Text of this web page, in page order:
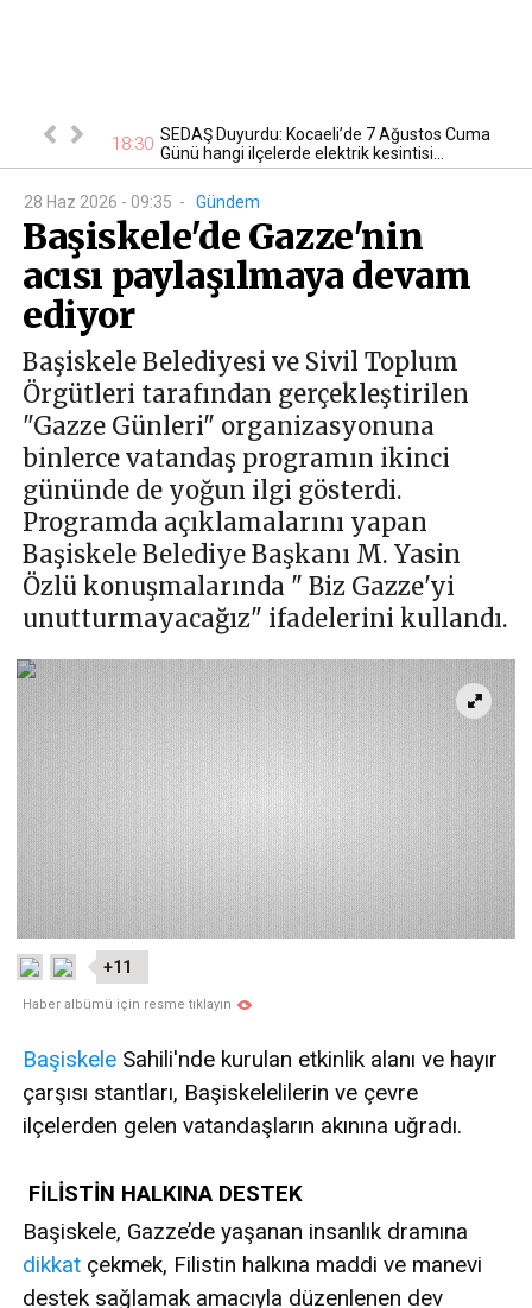
otomobil 18:30 SEDAŞ Duyurdu: Kocaeli’de 7 Ağustos Cuma
Günü hangi ilçelerde elektrik kesintisi...
28 Haz 2026 - 09:35 - Gündem
Başiskele'de Gazze'nin
acısı paylaşılmaya devam
ediyor
Başiskele Belediyesi ve Sivil Toplum
Örgütleri tarafından gerçekleştirilen
"Gazze Günleri" organizasyonuna
binlerce vatandaş programın ikinci
gününde de yoğun ilgi gösterdi.
Programda açıklamalarını yapan
Başiskele Belediye Başkanı M. Yasin
Özlü konuşmalarında " Biz Gazze'yi
unutturmayacağız" ifadelerini kullandı.
+11
Haber albümü için resme tıklayın
Başiskele Sahili'nde kurulan etkinlik alanı ve hayır
çarşısı stantları, Başiskelelilerin ve çevre
ilçelerden gelen vatandaşların akınına uğradı.
FİLİSTİN HALKINA DESTEK
Başiskele, Gazze’de yaşanan insanlık dramına
dikkat çekmek, Filistin halkına maddi ve manevi
destek sağlamak amacıyla düzenlenen dev